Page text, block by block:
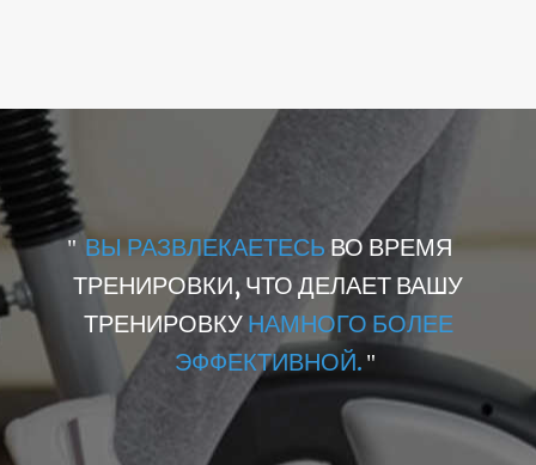
ВЫ РАЗВЛЕКАЕТЕСЬ ВО ВРЕМЯ
ТРЕНИРОВКИ, ЧТО ДЕЛАЕТ ВАШУ
ТРЕНИРОВКУ НАМНОГО БОЛЕЕ
ЭФФЕКТИВНОЙ.